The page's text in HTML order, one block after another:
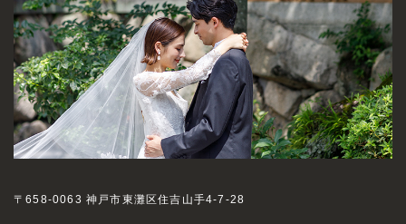
〒658-0063 神戸市東灘区住吉山手4-7-28